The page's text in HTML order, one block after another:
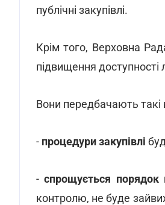
публічні закупівлі.
Крім того, Верховна
підвищення
Вони передбачають
- процедури закупівлі
-спрощується порядок
контролю, не буде